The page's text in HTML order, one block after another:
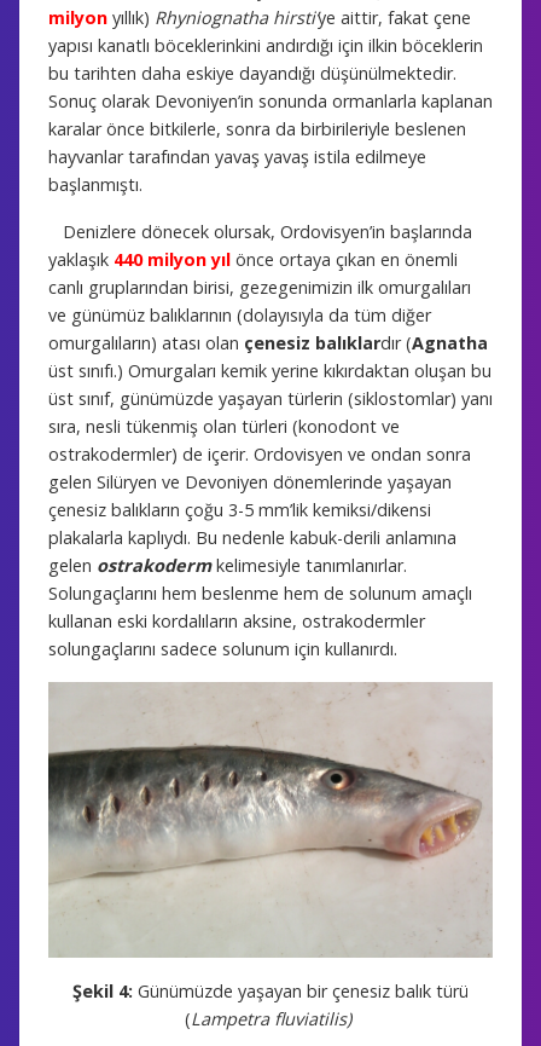
milyon yıllık) Rhyniognatha hirsti’ye aittir, fakat çene
yapısı kanatlı böceklerinkini andırdığı için ilkin böceklerin
bu tarihten daha eskiye dayandığı düşünülmektedir.
Sonuç olarak Devoniyen’in sonunda ormanlarla kaplanan
karalar önce bitkilerle, sonra da birbirileriyle beslenen
hayvanlar tarafından yavaş yavaş istila edilmeye
başlanmıştı.
Denizlere dönecek olursak, Ordovisyen’in başlarında
yaklaşık 440 milyon yıl önce ortaya çıkan en önemli
canlı gruplarından birisi, gezegenimizin ilk omurgalıları
ve günümüz balıklarının (dolayısıyla da tüm diğer
omurgalıların) atası olan çenesiz balıklardır (Agnatha
üst sınıfı.) Omurgaları kemik yerine kıkırdaktan oluşan bu
üst sınıf, günümüzde yaşayan türlerin (siklostomlar) yanı
sıra, nesli tükenmiş olan türleri (konodont ve
ostrakodermler) de içerir. Ordovisyen ve ondan sonra
gelen Silüryen ve Devoniyen dönemlerinde yaşayan
çenesiz balıkların çoğu 3-5 mm’lik kemiksi/dikensi
plakalarla kaplıydı. Bu nedenle kabuk-derili anlamına
gelen ostrakodermkelimesiyle tanımlanırlar.
Solungaçlarını hem beslenme hem de solunum amaçlı
kullanan eski kordalıların aksine, ostrakodermler
solungaçlarını sadece solunum için kullanırdı.
Şekil 4: Günümüzde yaşayan bir çenesiz balık türü
(Lampetra fluviatilis)